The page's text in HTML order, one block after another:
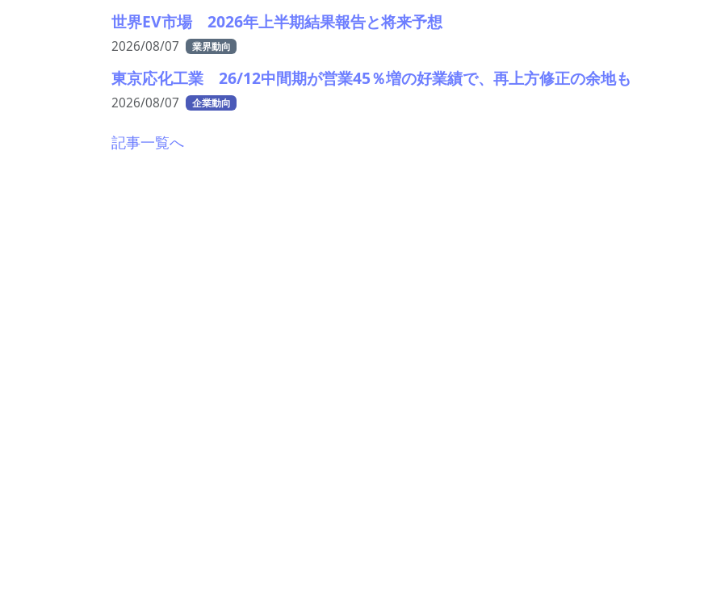
世界EV市場 2026年上半期結果報告と将来予想
2026/08/07 業界動向
東京応化工業 26/12中間期が営業45％増の好業績で、再上方修正の余地も
2026/08/07 企業動向
記事一覧へ